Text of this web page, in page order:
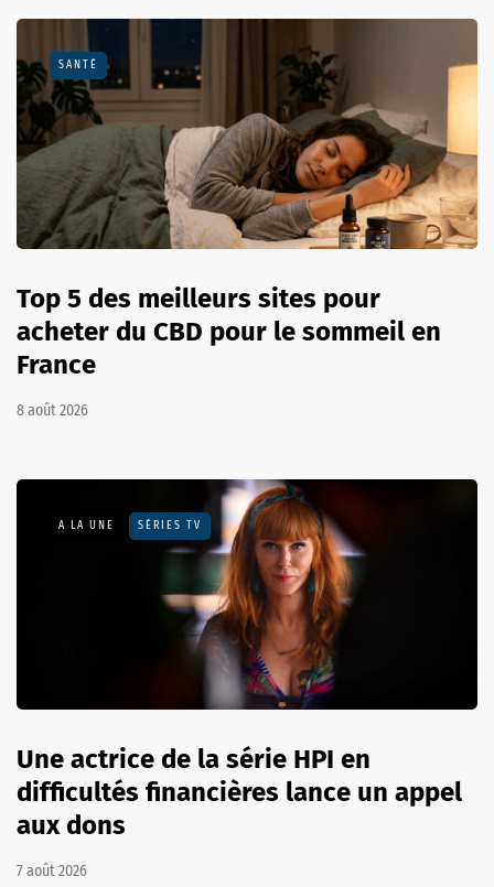
SANTÉ
Top 5 des meilleurs sites pour
acheter du CBD pour le sommeil en
France
8 août 2026
A LA UNE SÉRIES TV
Une actrice de la série HPI en
difficultés financières lance un appel
aux dons
7 août 2026